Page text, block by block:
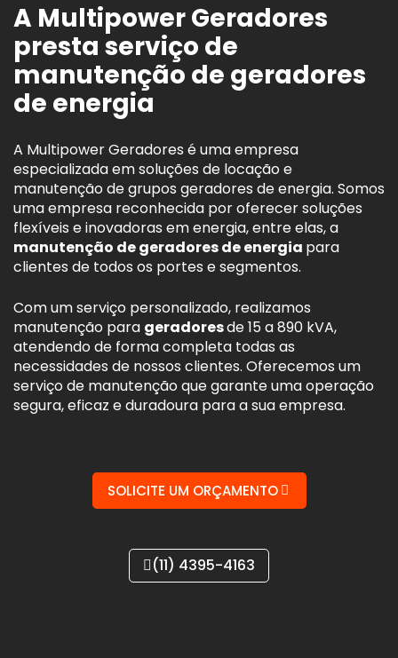
A Multipower Geradores
presta serviço de
manutenção de geradores
de energia
A Multipower Geradores é uma empresa
especializada em soluções de locação e
manutenção de grupos geradores de energia. Somos
uma empresa reconhecida por oferecer soluções
flexíveis e inovadoras em energia, entre elas, a
manutenção de geradores de energia para
clientes de todos os portes e segmentos.
Com um serviço personalizado, realizamos
manutenção para geradoresde 15 a 890 kVA,
atendendo de forma completa todas as
necessidades de nossos clientes. Oferecemos um
serviço de manutenção que garante uma operação
segura, eficaz e duradoura para a sua empresa.
SOLICITE UM ORÇAMENTO
(11) 4395-4163